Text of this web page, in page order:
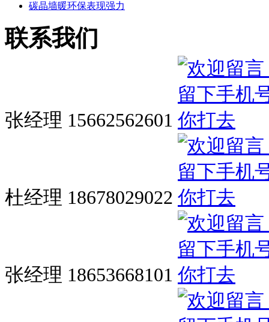
碳晶墙暖环保表现强力
联系我们
张经理 15662562601
杜经理 18678029022
张经理 18653668101